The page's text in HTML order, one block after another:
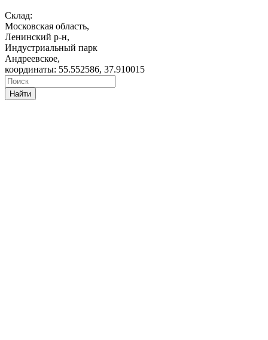
Склад:
Московская область,
Ленинский р-н,
Индустриальный парк
Андреевское,
координаты: 55.552586, 37.910015
Найти